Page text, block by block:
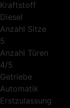
Kraftstoff
Diesel
Anzahl Sitze
5
Anzahl Türen
4/5
Getriebe
Automatik
Erstzulassung